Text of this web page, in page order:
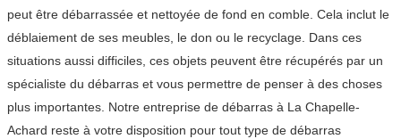
peut être débarrassée et nettoyée de fond en comble. Cela inclut le
déblaiement de ses meubles, le don ou le recyclage. Dans ces
situations aussi difficiles, ces objets peuvent être récupérés par un
spécialiste du débarras et vous permettre de penser à des choses
plus importantes. Notre entreprise de débarras à La Chapelle-
Achard reste à votre disposition pour tout type de débarras